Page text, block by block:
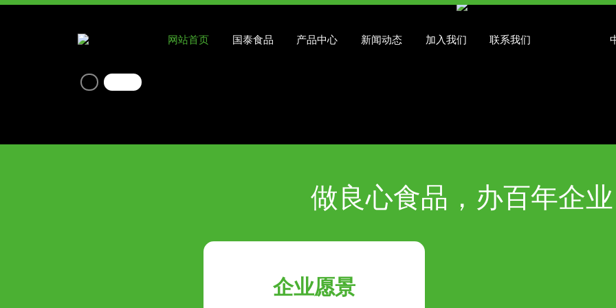
网站首页 国泰食品 产品中心 新闻动态 加入我们 联系我们
做良心食品，办百年企业
企业愿景